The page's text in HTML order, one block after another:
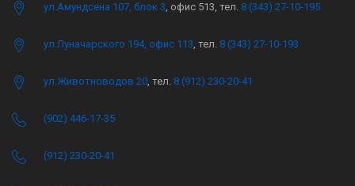
ул.Амундсена 107, блок 3, офис 513, тел. 8 (343) 27-10-195
ул.Луначарского 194, офис 113, тел. 8 (343) 27-10-193
ул.Животноводов 20, тел. 8 (912) 230-20-41
(902) 446-17-35
(912) 230-20-41